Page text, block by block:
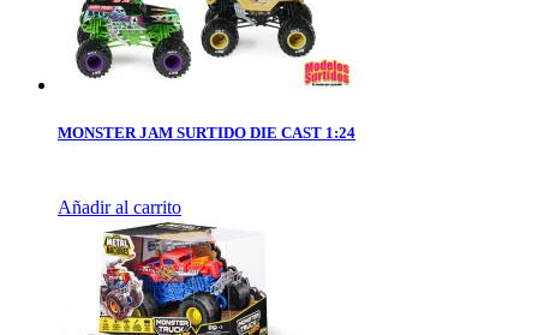
MONSTER JAM SURTIDO DIE CAST 1:24
Añadir al carrito